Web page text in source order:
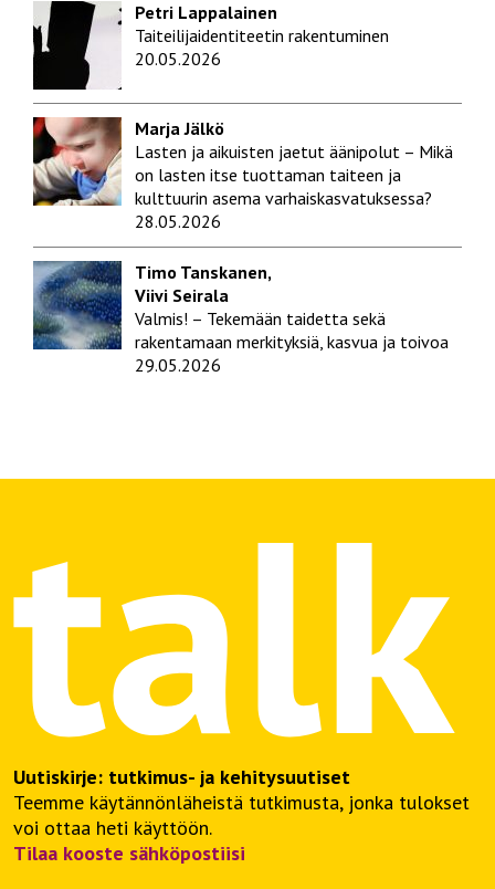
Petri Lappalainen
Taiteilijaidentiteetin rakentuminen
20.05.2026
Marja Jälkö
Lasten ja aikuisten jaetut äänipolut – Mikä
on lasten itse tuottaman taiteen ja
kulttuurin asema varhaiskasvatuksessa?
28.05.2026
Timo Tanskanen,
Viivi Seirala
Valmis! – Tekemään taidetta sekä
rakentamaan merkityksiä, kasvua ja toivoa
29.05.2026
Uutiskirje: tutkimus- ja kehitysuutiset
Teemme käytännönläheistä tutkimusta, jonka tulokset
voi ottaa heti käyttöön.
Tilaa kooste sähköpostiisi